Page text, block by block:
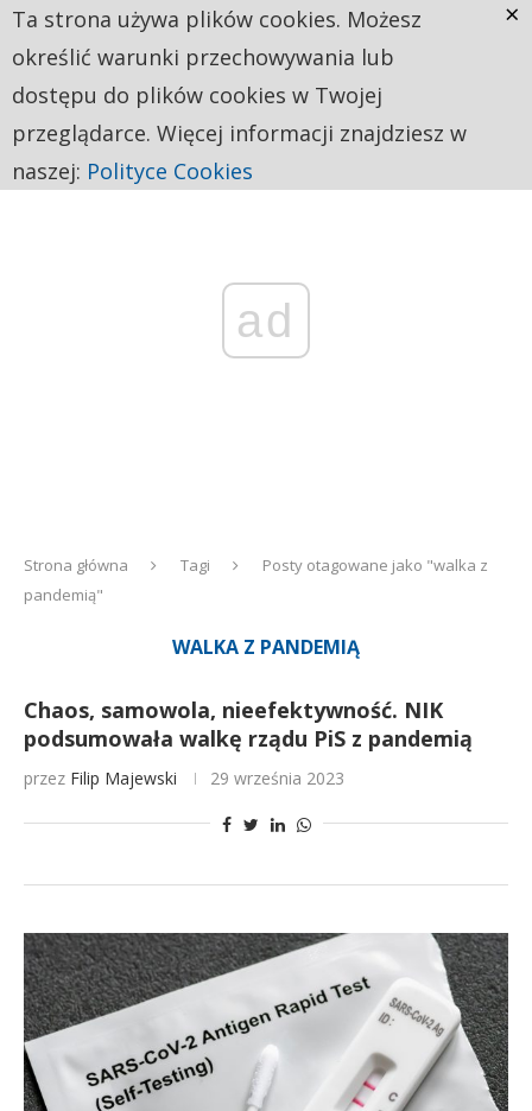
ad
Strona główna Tagi
Posty otagowane jako "walka z
pandemią"
WALKA Z PANDEMIĄ
Chaos, samowola, nieefektywność. NIK
podsumowała walkę rządu PiS z pandemią
przez Filip Majewski 29 września 2023
Ta strona używa plików cookies. Możesz
określić warunki przechowywania lub
dostępu do plików cookies w Twojej
przeglądarce. Więcej informacji znajdziesz w
naszej: Polityce Cookies
×